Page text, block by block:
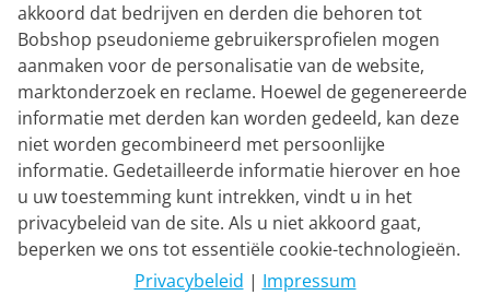
Bezorgpartner
akkoord dat bedrijven en derden die behoren tot
Bobshop pseudonieme gebruikersprofielen mogen
aanmaken voor de personalisatie van de website,
marktonderzoek en reclame. Hoewel de gegenereerde
informatie met derden kan worden gedeeld, kan deze
niet worden gecombineerd met persoonlijke
informatie. Gedetailleerde informatie hierover en hoe
u uw toestemming kunt intrekken, vindt u in het
privacybeleid van de site. Als u niet akkoord gaat,
beperken we ons tot essentiële cookie-technologieën.
Privacybeleid | Impressum